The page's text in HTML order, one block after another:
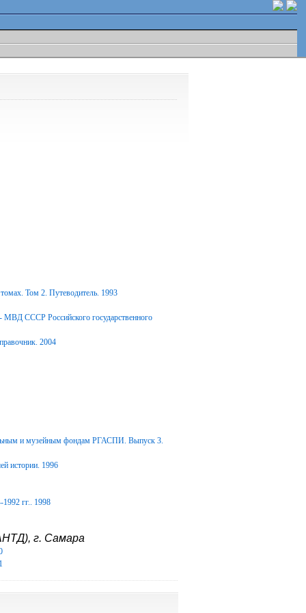
Том 2. Путеводитель. 1993
МВД СССР Российского государственного
2004
и музейным фондам РГАСПИ. Выпуск 3.
истории. 1996
гг.. 1998
г. Самара